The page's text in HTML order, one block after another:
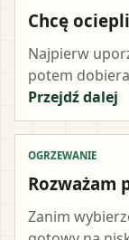
Chcę
Najpierw
potem
Przejdź dalej
OGRZEWANIE
Rozważam
Zanim